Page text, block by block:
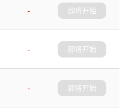
-
即将开始
-
即将开始
-
即将开始